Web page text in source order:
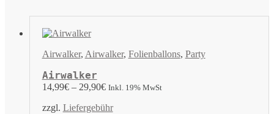
Airwalker, Airwalker, Folienballons, Party
Airwalker
14,99€– 29,90€ Inkl. 19% MwSt
zzgl. Liefergebühr